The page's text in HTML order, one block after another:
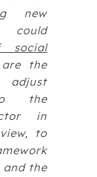
new
could
social
the
adjust
the
in
to
and the